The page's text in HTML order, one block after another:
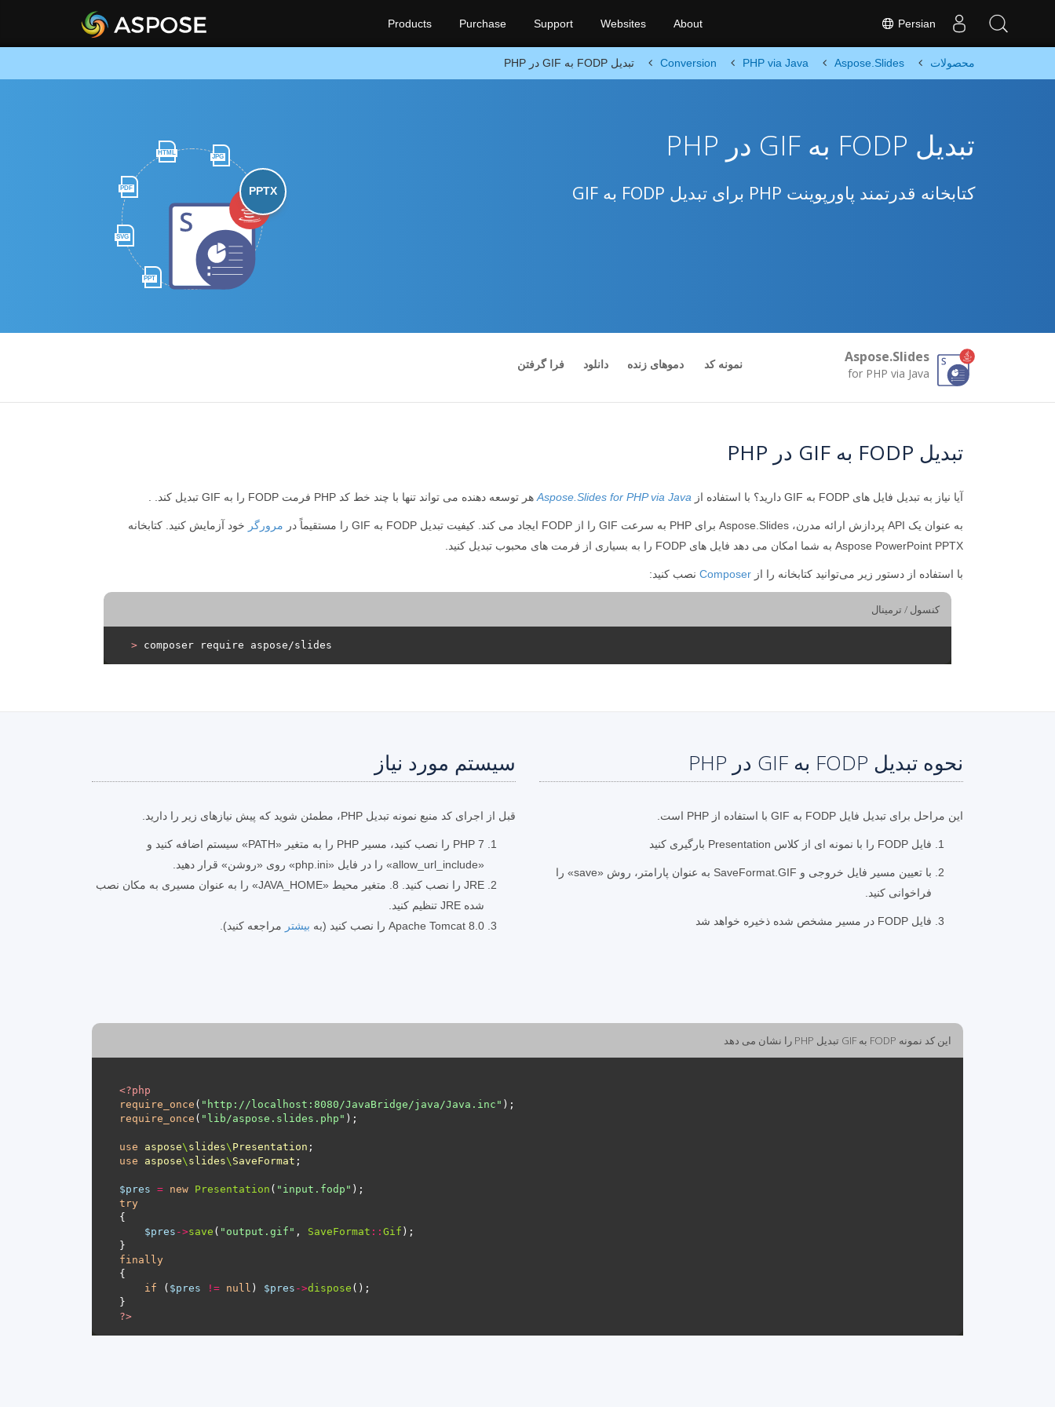
Persian
Products Purchase Support Websites About
محصولات Aspose.Slides
PHP via Java
Conversion تبدیل FODP به GIF در PHP
HTML
JPG
PDF
SVG
PPT
PPTX
تبدیل FODP به GIF در PHP
کتابخانه قدرتمند پاورپوینت PHP برای تبدیل FODP به GIF
Aspose.Slides
for PHP via Java
نمونه کد دموهای زنده دانلود فرا گرفتن
تبدیل FODP به GIF در PHP
آیا نیاز به تبدیل فایل های FODP به GIF دارید؟ با استفاده از Aspose.Slides for PHP via Java هر توسعه دهنده می تواند تنها با چند خط کد PHP فرمت FODP را به GIF تبدیل کند. .
به عنوان یک API پردازش ارائه مدرن، Aspose.Slides برای PHP به سرعت GIF را از FODP ایجاد می کند. کیفیت تبدیل FODP به GIF را مستقیماً در مرورگر خود آزمایش کنید. کتابخانه
Aspose PowerPoint PPTX به شما امکان می دهد فایل های FODP را به بسیاری از فرمت های محبوب تبدیل کنید.
با استفاده از دستور زیر می‌توانید کتابخانه را از Composer نصب کنید:
کنسول / ترمینال
> composer require aspose/slides
نحوه تبدیل FODP به GIF در PHP
این مراحل برای تبدیل فایل FODP به GIF با استفاده از PHP است.
فایل FODP را با نمونه ای از کلاس Presentation بارگیری کنید
با تعیین مسیر فایل خروجی و SaveFormat.GIF به عنوان پارامتر، روش «save» را
فراخوانی کنید.
فایل FODP در مسیر مشخص شده ذخیره خواهد شد
سیستم مورد نیاز
قبل از اجرای کد منبع نمونه تبدیل PHP، مطمئن شوید که پیش نیازهای زیر را دارید.
PHP 7 را نصب کنید، مسیر PHP را به متغیر «PATH» سیستم اضافه کنید و
«allow_url_include» را در فایل «php.ini» روی «روشن» قرار دهید.
JRE را نصب کنید. 8. متغیر محیط «JAVA_HOME» را به عنوان مسیری به مکان نصب
شده JRE تنظیم کنید.
Apache Tomcat 8.0 را نصب کنید (به
بیشتر مراجعه کنید).
این کد نمونه FODP به GIF تبدیل PHP را نشان می دهد
<?php
require_once ( "http://localhost:8080/JavaBridge/java/Java.inc"
require_once ( "lib/aspose.slides.php"
use aspose\ slides\ Presentation
use
aspose\ slides\ SaveFormat
$pres = new Presentation ( "input.fodp"
try
$pres ->save ( "output.gif" , SaveFormat :: Gif
finally
if ( $pres != null ) $pres ->dispose
?>